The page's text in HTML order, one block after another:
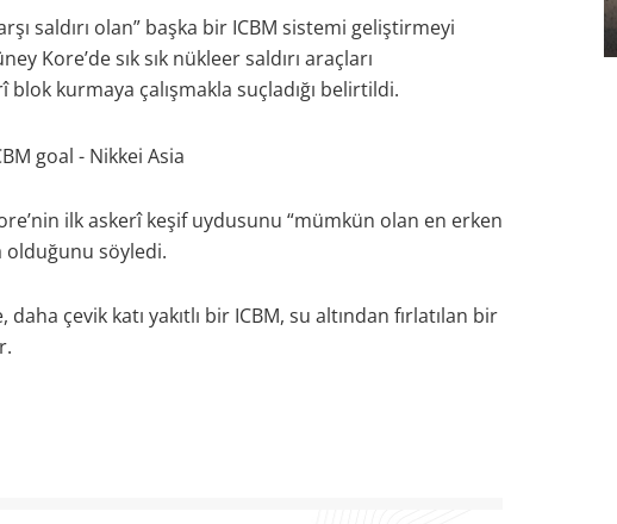
saldırı olan” başka bir ICBM sistemi geliştirmeyi
Kore’de sık sık nükleer saldırı araçları
kurmaya çalışmakla suçladığı belirtildi.
ilk askerî keşif uydusunu “mümkün olan en erken
olduğunu söyledi.
çevik katı yakıtlı bir ICBM, su altından fırlatılan bir